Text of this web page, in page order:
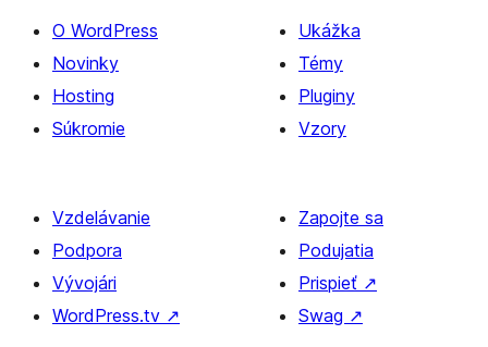
O WordPress
Novinky
Hosting
Súkromie
Ukážka
Témy
Pluginy
Vzory
Vzdelávanie
Podpora
Vývojári
WordPress.tv ↗
Zapojte sa
Podujatia
Prispieť ↗
Swag ↗